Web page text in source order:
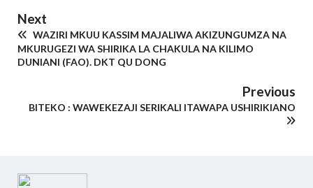
Next
WAZIRI MKUU KASSIM MAJALIWA AKIZUNGUMZA NA
MKURUGEZI WA SHIRIKA LA CHAKULA NA KILIMO
DUNIANI (FAO). DKT QU DONG
Previous
BITEKO : WAWEKEZAJI SERIKALI ITAWAPA USHIRIKIANO